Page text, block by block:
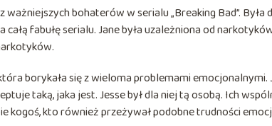
ważniejszych bohaterów w serialu „Breaking Bad”. Była
całą fabułę serialu. Jane była uzależniona od
borykała się z wieloma problemami
taką, jaka jest. Jesse był dla niej tą osobą. Ich
kogoś, kto również przeżywał podobne trudności